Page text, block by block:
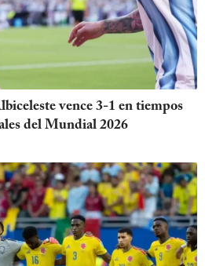
vence 3-1 en tiempos
del Mundial 2026